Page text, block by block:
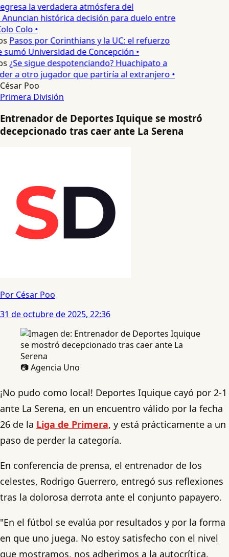
la verdadera atmósfera del
histórica decisión para duelo entre
Colo •
Pasos por Corinthians y la UC: el refuerzo
Universidad de Concepción •
¿Se sigue despotenciando? Huachipato a
a otro jugador que partiría al extranjero •
César Poo
Primera División
Entrenador de Deportes Iquique se mostró
decepcionado tras caer ante La Serena
Por César Poo
31 de octubre de 2025, 22:36
📷 Agencia Uno
¡No pudo como local! Deportes Iquique cayó por 2-1
ante La Serena, en un encuentro válido por la fecha
26 de la Liga de Primera, y está prácticamente a un
paso de perder la categoría.
En conferencia de prensa, el entrenador de los
celestes, Rodrigo Guerrero, entregó sus reflexiones
tras la dolorosa derrota ante el conjunto papayero.
"En el fútbol se evalúa por resultados y por la forma
en que uno juega. No estoy satisfecho con el nivel
que mostramos, nos adherimos a la autocrítica.